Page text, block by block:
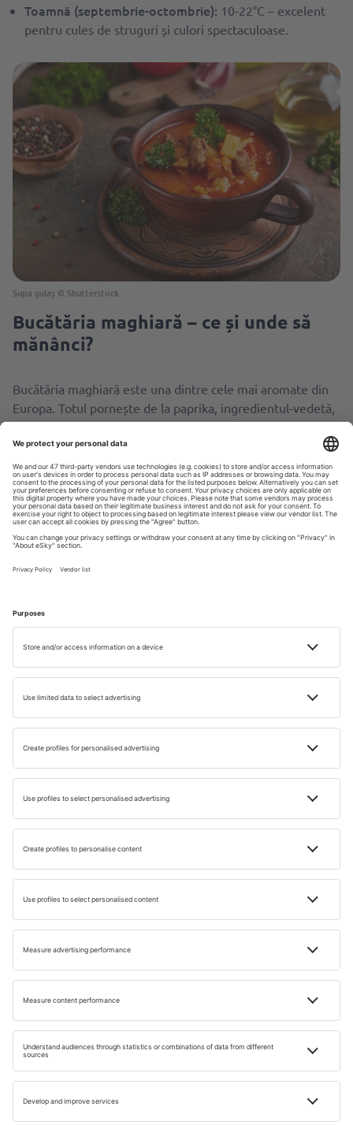
Toamnă (septembrie-octombrie): 10-22°C – excelent
pentru cules de struguri și culori spectaculoase.
Supa gulaș © Shutterstock
Bucătăria maghiară – ce și unde să
mănânci?
Bucătăria maghiară este una dintre cele mai aromate din
Europa. Totul pornește de la paprika, ingredientul-vedetă,
care dă culoare și gust fiecărui preparat. Mâncărurile sunt
consistente, ușor picante și pline de savoare. În plus,
influențele turcești, austriece, germane și slovace fac ca
gastronomia să fie variată. De obicei, mâncarea sunt
acompaniată de vinuri excelente, mai ales din regiunile
Tokaj și Eger – adevărate simboluri pentru bucătăria și
cultura din Ungaria.
Dacă ajungi aici, sunt câteva preparate pe care nu trebuie
Supa gulaș: una dintre cele mai cunoscute mâncăruri
tradiționale și un preparat emblematic pentru Ungaria.
Lángos: probabil unul dintre cele mai iubite street food-
uri. Este o lipie prăjită, crocantă, servită clasic cu
ceapă, uneori cu cârnați. Se poate mânca singură sau ca
garnitură și este des întâlnită în bucătăria de zi cu zi.
Kürtőskalács: desertul maghiar pe care îl găsești la
târguri și festivaluri. Un aluat dulce copt pe rotisor,
Dacă ești în Budapesta, merită să încerci un prânz autentic
la Retek Bisztró, un bistro de familie cunoscut pentru
zona lacului Balaton Ungaria, restaurantul Kistücsök este o
alegere excelentă. Este premiat inclusiv cu distincția
Michelin Bib Gourmand.
Unde te cazezi în Ungaria?
În Ungaria ai o mulțime de variante de cazare, așa că îți
găsești ușor ceva pe gustul și bugetul tău. Poți sta la